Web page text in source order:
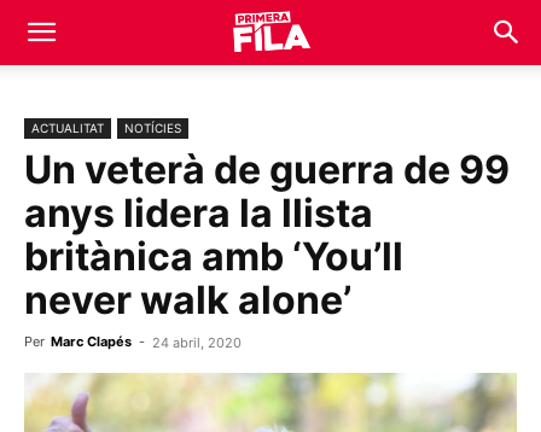
ACTUALITAT NOTÍCIES
Un veterà de guerra de 99
anys lidera la llista
britànica amb ‘You’ll
never walk alone’
Per Marc Clapés - 24 abril, 2020